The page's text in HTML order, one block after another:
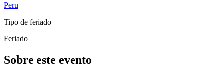
Peru
Tipo de feriado
Feriado
Sobre este evento